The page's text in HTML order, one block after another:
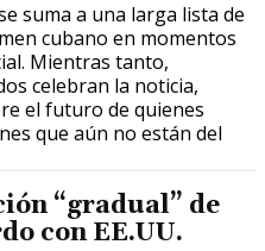
suma a una larga lista de
cubano en momentos
Mientras tanto,
celebran la noticia,
el futuro de quienes
que aún no están del
“gradual” de
con EE.UU.